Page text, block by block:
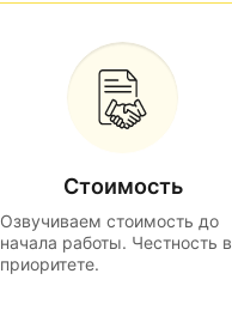
Стоимость
Озвучиваем стоимость до
начала работы. Честность в
приоритете.